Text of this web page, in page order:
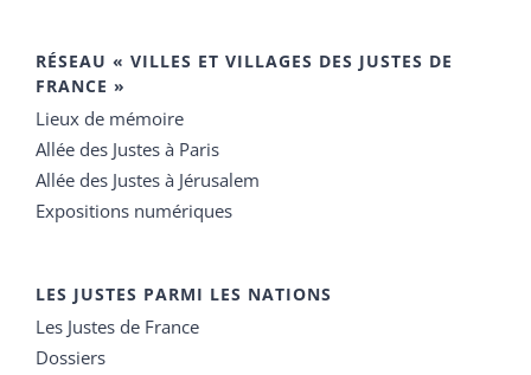
RÉSEAU « VILLES ET VILLAGES DES JUSTES DE
FRANCE »
Lieux de mémoire
Allée des Justes à Paris
Allée des Justes à Jérusalem
Expositions numériques
LES JUSTES PARMI LES NATIONS
Les Justes de France
Dossiers